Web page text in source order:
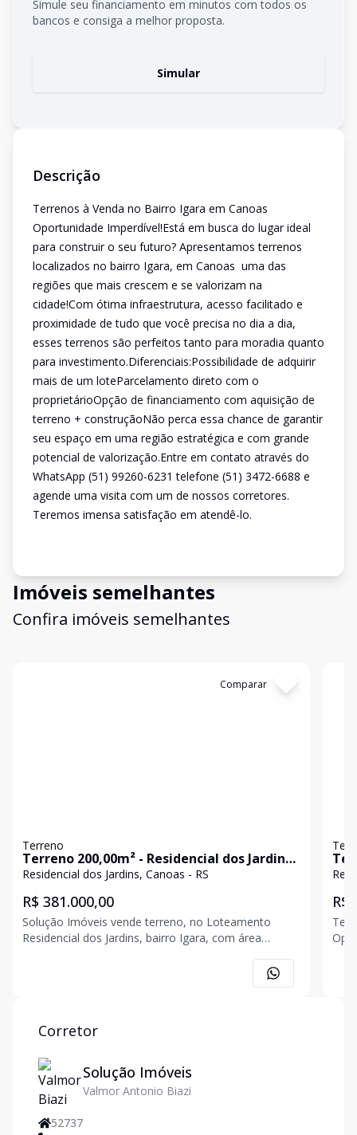
Simule seu financiamento em minutos com todos os
bancos e consiga a melhor proposta.
Simular
Descrição
Terrenos à Venda no Bairro Igara em Canoas 
Oportunidade Imperdível!Está em busca do lugar ideal
para construir o seu futuro? Apresentamos terrenos
localizados no bairro Igara, em Canoas  uma das
regiões que mais crescem e se valorizam na
cidade!Com ótima infraestrutura, acesso facilitado e
proximidade de tudo que você precisa no dia a dia,
esses terrenos são perfeitos tanto para moradia quanto
para investimento.Diferenciais:Possibilidade de adquirir
mais de um loteParcelamento direto com o
proprietárioOpção de financiamento com aquisição de
terreno + construçãoNão perca essa chance de garantir
seu espaço em uma região estratégica e com grande
potencial de valorização.Entre em contato através do
WhatsApp (51) 99260-6231 telefone (51) 3472-6688 e
agende uma visita com um de nossos corretores.
Teremos imensa satisfação em atendê-lo.
Imóveis semelhantes
Confira imóveis semelhantes
Comparar
Terreno
Terreno 200,00m² - Residencial dos Jardins -
Canoas/RS.
Residencial dos Jardins, Canoas - RS
R$ 381.000,00
Solução Imóveis vende terreno, no Loteamento
Residencial dos Jardins, bairro Igara, com área
residencial, próximo ao Park Shopping, possui
R$
Corretor
Solução Imóveis
Valmor Antonio Biazi
52737